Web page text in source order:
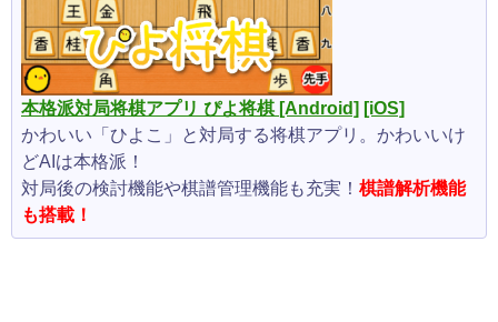
本格派対局将棋アプリ ぴよ将棋 [Android] [iOS]
かわいい「ひよこ」と対局する将棋アプリ。かわいいけ
どAIは本格派！
対局後の検討機能や棋譜管理機能も充実！ 棋譜解析機能
も搭載！